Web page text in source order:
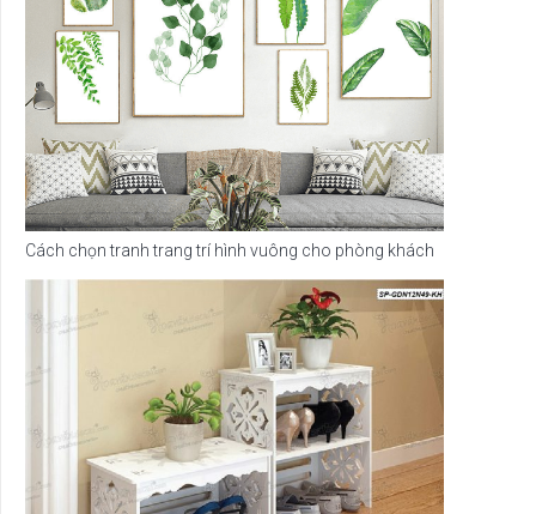
Cách chọn tranh trang trí hình vuông cho phòng khách